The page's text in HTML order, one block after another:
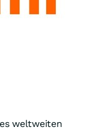
weltweiten